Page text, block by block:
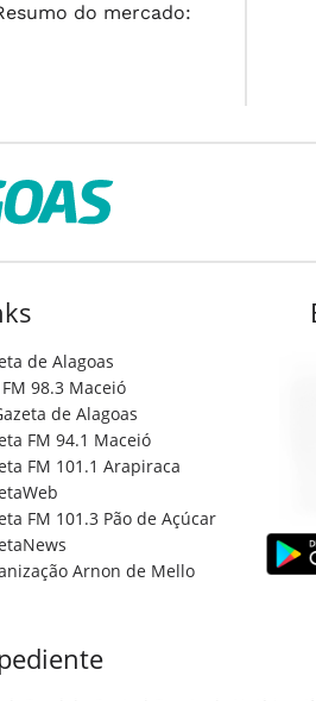
do mercado:
de Alagoas
98.3 Maceió
de Alagoas
FM 94.1 Maceió
FM 101.1 Arapiraca
FM 101.3 Pão de Açúcar
Arnon de Mello